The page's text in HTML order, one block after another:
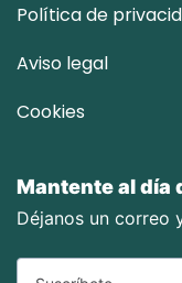
Política de
Aviso legal
Cookies
Mantente al día
Déjanos un correo